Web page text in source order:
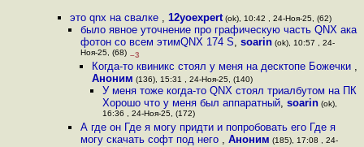
это qnx на свалке , 12yoexpert(ok), 10:42 , 24-Ноя-25, (62)
было явное уточнение про графическую часть QNX ака
фотон со всем этимQNX 174 S,soarin (ok), 10:57 , 24-
Ноя-25, (68) –3
Когда-то квиникс стоял у меня на десктопе Божечки ,
Аноним (136), 15:31 , 24-Ноя-25, (140)
У меня тоже когда-то QNX стоял триалбутом на ПК
Хорошо что у меня был аппаратный, soarin(ok),
16:36 , 24-Ноя-25, (172)
А где он Где я могу придти и попробовать его Где я
могу скачать софт под него ,Аноним (185), 17:08 , 24-